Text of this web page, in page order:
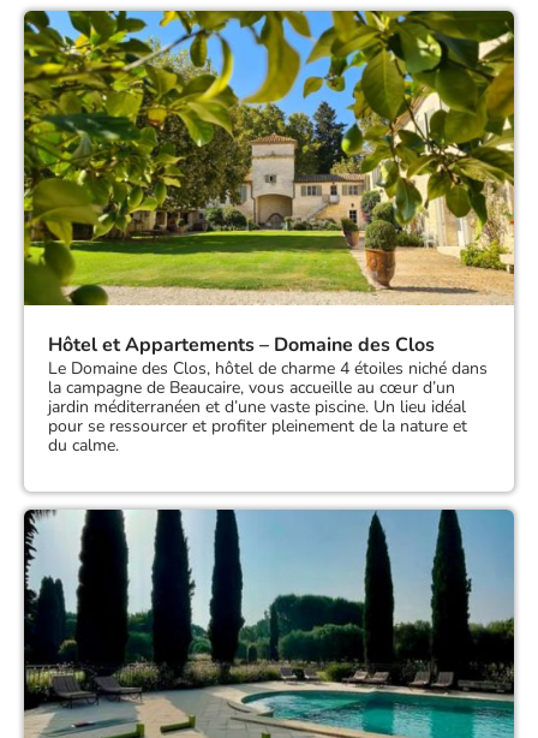
Hôtel et Appartements – Domaine des Clos
Le Domaine des Clos, hôtel de charme 4 étoiles niché dans
la campagne de Beaucaire, vous accueille au cœur d’un
jardin méditerranéen et d’une vaste piscine. ​Un lieu idéal
pour se ressourcer et profiter pleinement de la nature et
du calme.